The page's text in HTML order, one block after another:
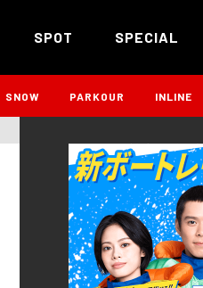
SPOT SPECIAL
SNOW PARKOUR INLINE